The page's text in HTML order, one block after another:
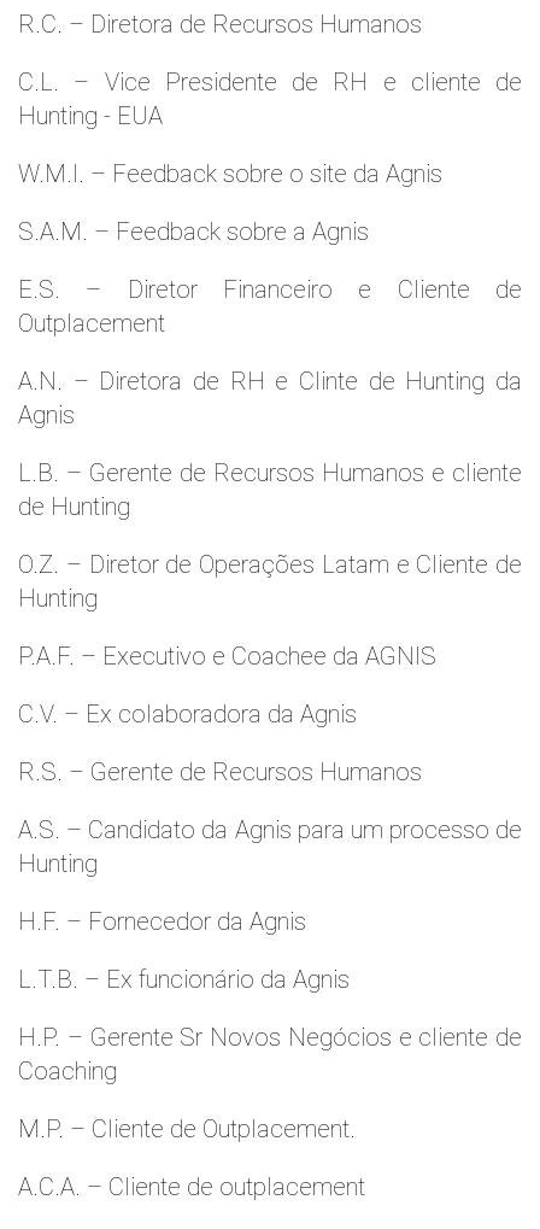
R.C. – Diretora de Recursos Humanos
C.L. – Vice Presidente de RH e cliente de
Hunting - EUA
W.M.l. – Feedback sobre o site da Agnis
S.A.M. – Feedback sobre a Agnis
E.S. – Diretor Financeiro e Cliente de
Outplacement
A.N. – Diretora de RH e Clinte de Hunting da
Agnis
L.B. – Gerente de Recursos Humanos e cliente
de Hunting
O.Z. – Diretor de Operações Latam e Cliente de
Hunting
P.A.F. – Executivo e Coachee da AGNIS
C.V. – Ex colaboradora da Agnis
R.S. – Gerente de Recursos Humanos
A.S. – Candidato da Agnis para um processo de
Hunting
H.F. – Fornecedor da Agnis
L.T.B. – Ex funcionário da Agnis
H.P. – Gerente Sr Novos Negócios e cliente de
Coaching
M.P. – Cliente de Outplacement.
A.C.A. – Cliente de outplacement